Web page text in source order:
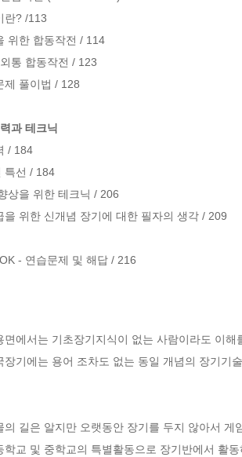
력과 테크닉
- 연습문제 및 해답 / 216
면에서는 기초장기지식이 없는 사람이라도 이
장기에는 용어 조차도 없는 동일 개념의 장기기
의 길은 알지만 오랫동안 장기를 두지 않아서
학교 및 중학교의 특별활동으로 장기반에서 활